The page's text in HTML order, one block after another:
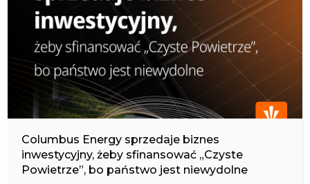
Columbus Energy sprzedaje biznes
inwestycyjny, żeby sfinansować „Czyste
Powietrze”, bo państwo jest niewydolne